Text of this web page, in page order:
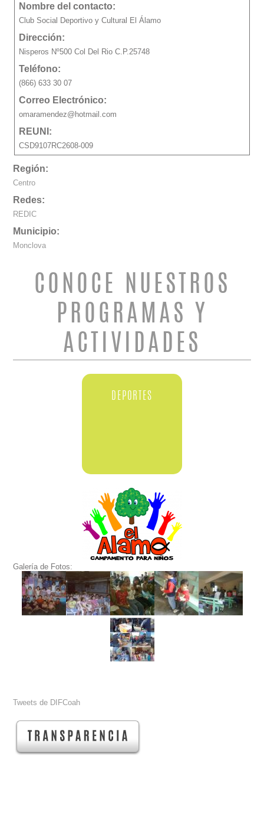
Nombre del contacto:
Club Social Deportivo y Cultural El Álamo
Dirección:
Nisperos Nº500 Col Del Rio C.P.25748
Teléfono:
(866) 633 30 07
Correo Electrónico:
omaramendez@hotmail.com
REUNI:
CSD9107RC2608-009
Región:
Centro
Redes:
REDIC
Municipio:
Monclova
CONOCE NUESTROS
PROGRAMAS Y
ACTIVIDADES
DEPORTES
Galería de Fotos:
Tweets de DIFCoah